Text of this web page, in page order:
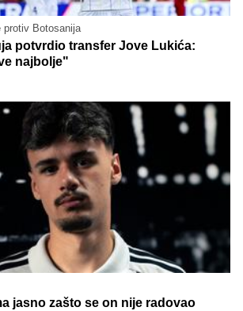
protiv Botosanija
potvrdio transfer Jove Lukića:
najbolje"
jasno zašto se on nije radovao